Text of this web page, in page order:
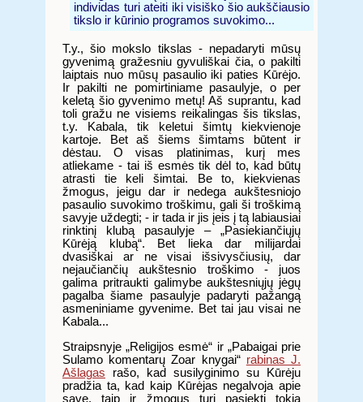
individas turi ateiti iki visiško šio aukščiausio
tikslo ir kūrinio programos suvokimo...
T.y., šio mokslo tikslas - nepadaryti mūsų
gyvenimą gražesniu gyvuliškai čia, o pakilti
laiptais nuo mūsų pasaulio iki paties Kūrėjo.
Ir pakilti ne pomirtiniame pasaulyje, o per
keletą šio gyvenimo metų! Aš suprantu, kad
toli gražu ne visiems reikalingas šis tikslas,
t.y. Kabala, tik keletui šimtų kiekvienoje
kartoje. Bet aš šiems šimtams būtent ir
dėstau. O visas platinimas, kurį mes
atliekame - tai iš esmės tik dėl to, kad būtų
atrasti tie keli šimtai. Be to, kiekvienas
žmogus, jeigu dar ir nedega aukštesniojo
pasaulio suvokimo troškimu, gali ši troškimą
savyje uždegti; - ir tada ir jis įeis į tą labiausiai
rinktinį klubą pasaulyje – „Pasiekiančiųjų
Kūrėją klubą“. Bet lieka dar milijardai
dvasiškai ar ne visai išsivysčiusių, dar
nejaučiančių aukštesnio troškimo - juos
galima pritraukti galimybe aukštesniųjų jėgų
pagalba šiame pasaulyje padaryti pažangą
asmeniniame gyvenime. Bet tai jau visai ne
Kabala...
Straipsnyje „Religijos esmė“ ir „Pabaigai prie
Sulamo komentarų Zoar knygai“ rabinas J.
Ašlagas rašo, kad susilyginimo su Kūrėju
pradžia ta, kad kaip Kūrėjas negalvoja apie
save, taip ir žmogus turi pasiekti tokią